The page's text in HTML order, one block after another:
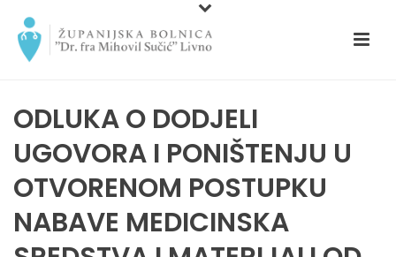
ODLUKA O DODJELI
UGOVORA I PONIŠTENJU U
OTVORENOM POSTUPKU
NABAVE MEDICINSKA